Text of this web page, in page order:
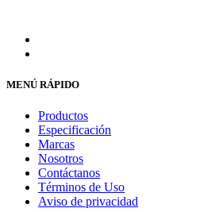
MENÚ RÁPIDO
Productos
Especificación
Marcas
Nosotros
Contáctanos
Términos de Uso
Aviso de privacidad